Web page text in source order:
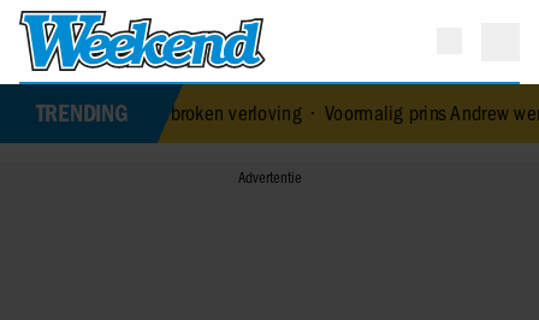
TRENDING
verloving •Voormalig prins Andrew werd achtervolgd